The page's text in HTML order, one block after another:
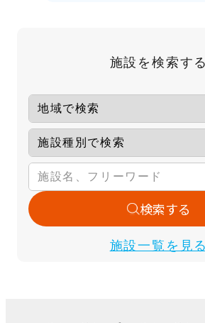
施設を検索する
施設一覧を見る
検索する